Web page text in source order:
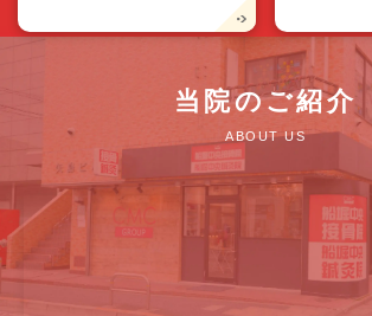
当院のご紹介
ABOUT US